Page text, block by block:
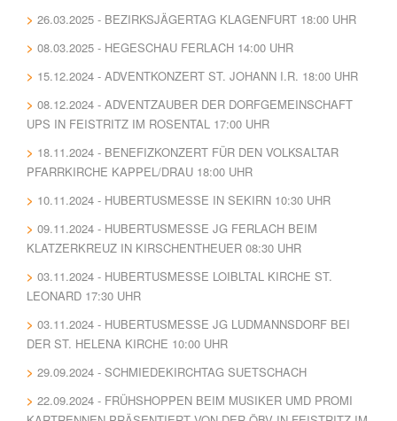
26.03.2025 - BEZIRKSJÄGERTAG KLAGENFURT 18:00 UHR
08.03.2025 - HEGESCHAU FERLACH 14:00 UHR
15.12.2024 - ADVENTKONZERT ST. JOHANN I.R. 18:00 UHR
08.12.2024 - ADVENTZAUBER DER DORFGEMEINSCHAFT
UPS IN FEISTRITZ IM ROSENTAL 17:00 UHR
18.11.2024 - BENEFIZKONZERT FÜR DEN VOLKSALTAR
PFARRKIRCHE KAPPEL/DRAU 18:00 UHR
10.11.2024 - HUBERTUSMESSE IN SEKIRN 10:30 UHR
09.11.2024 - HUBERTUSMESSE JG FERLACH BEIM
KLATZERKREUZ IN KIRSCHENTHEUER 08:30 UHR
03.11.2024 - HUBERTUSMESSE LOIBLTAL KIRCHE ST.
LEONARD 17:30 UHR
03.11.2024 - HUBERTUSMESSE JG LUDMANNSDORF BEI
DER ST. HELENA KIRCHE 10:00 UHR
29.09.2024 - SCHMIEDEKIRCHTAG SUETSCHACH
22.09.2024 - FRÜHSHOPPEN BEIM MUSIKER UMD PROMI